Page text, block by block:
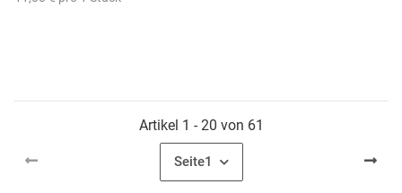
Artikel 1 - 20 von 61
Seite1